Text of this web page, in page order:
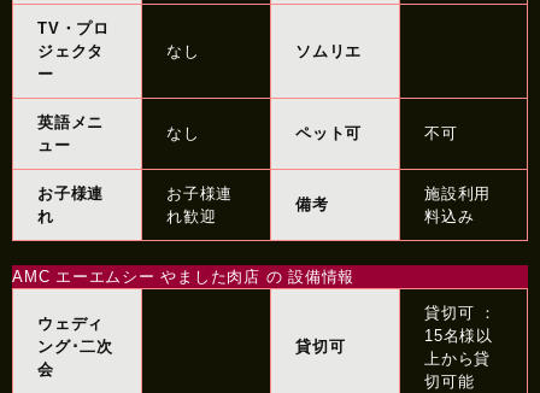
TV・プロ
ジェクタ
ー
なし ソムリエ
英語メニ
ュー
なし ペット可 不可
お子様連
れ
お子様連
れ歓迎
備考
施設利用
料込み
AMC エーエムシー やました肉店 の 設備情報
ウェディ
ング･二次
会
貸切可
貸切可 ：
15名様以
上から貸
切可能